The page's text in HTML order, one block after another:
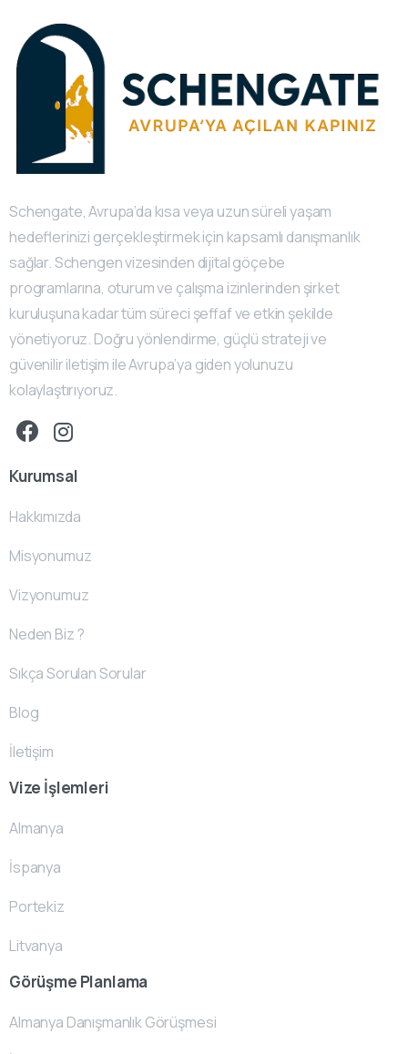
Schengate, Avrupa’da kısa veya uzun süreli yaşam
hedeflerinizi gerçekleştirmek için kapsamlı danışmanlık
sağlar. Schengen vizesinden dijital göçebe
programlarına, oturum ve çalışma izinlerinden şirket
kuruluşuna kadar tüm süreci şeffaf ve etkin şekilde
yönetiyoruz. Doğru yönlendirme, güçlü strateji ve
güvenilir iletişim ile Avrupa’ya giden yolunuzu
kolaylaştırıyoruz.
Kurumsal
Hakkımızda
Misyonumuz
Vizyonumuz
Neden Biz ?
Sıkça Sorulan Sorular
Blog
İletişim
Vize İşlemleri
Almanya
İspanya
Portekiz
Litvanya
Görüşme Planlama
Almanya Danışmanlık Görüşmesi